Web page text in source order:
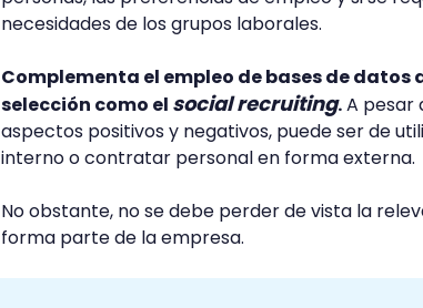
necesidades de los grupos laborales.
Complementa el empleo de bases de
selección como el social recruiting.A pesar
aspectos positivos y negativos, puede ser de
interno o contratar personal en forma externa.
No obstante, no se debe perder de vista la
forma parte de la empresa.